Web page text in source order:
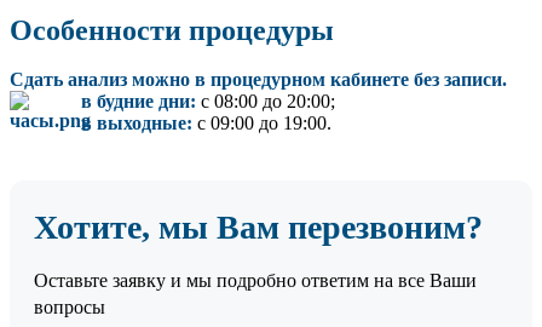
Особенности процедуры
Сдать анализ можно в процедурном кабинете без записи.
в будние дни: с 08:00 до 20:00;
в выходные: с 09:00 до 19:00.
Хотите, мы Вам перезвоним?
Оставьте заявку и мы подробно ответим на все Ваши
вопросы